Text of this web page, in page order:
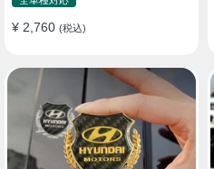
¥ 2,760 (税込)